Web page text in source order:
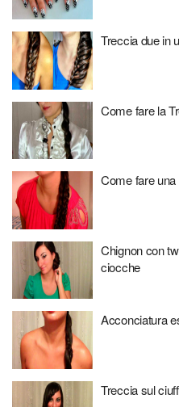
Treccia due in
Come fare la
Come fare
Chignon con
ciocche
Acconciatura
Treccia sul